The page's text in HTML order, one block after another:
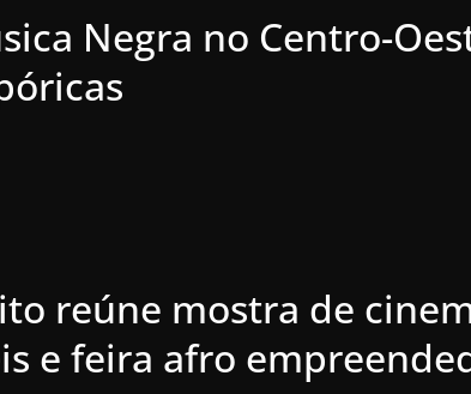
Negra no Centro-
reúne mostra de
e feira afro